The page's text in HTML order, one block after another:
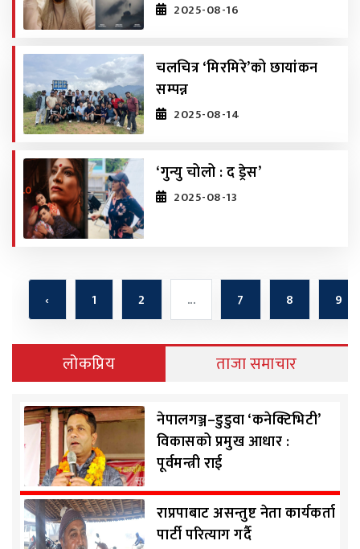
2025-08-16
चलचित्र ‘मिरमिरे’को छायांकन
सम्पन्न
2025-08-14
‘गुन्यु चोलो : द ड्रेस’
2025-08-13
‹ 1 2 ... 7 8 9
लोकप्रिय ताजा समाचार
नेपालगञ्ज–डुडुवा ‘कनेक्टिभिटी’
विकासको प्रमुख आधार :
पूर्वमन्त्री राई
राप्रपाबाट असन्तुष्ट नेता कार्यकर्ता
पार्टी परित्याग गर्दै